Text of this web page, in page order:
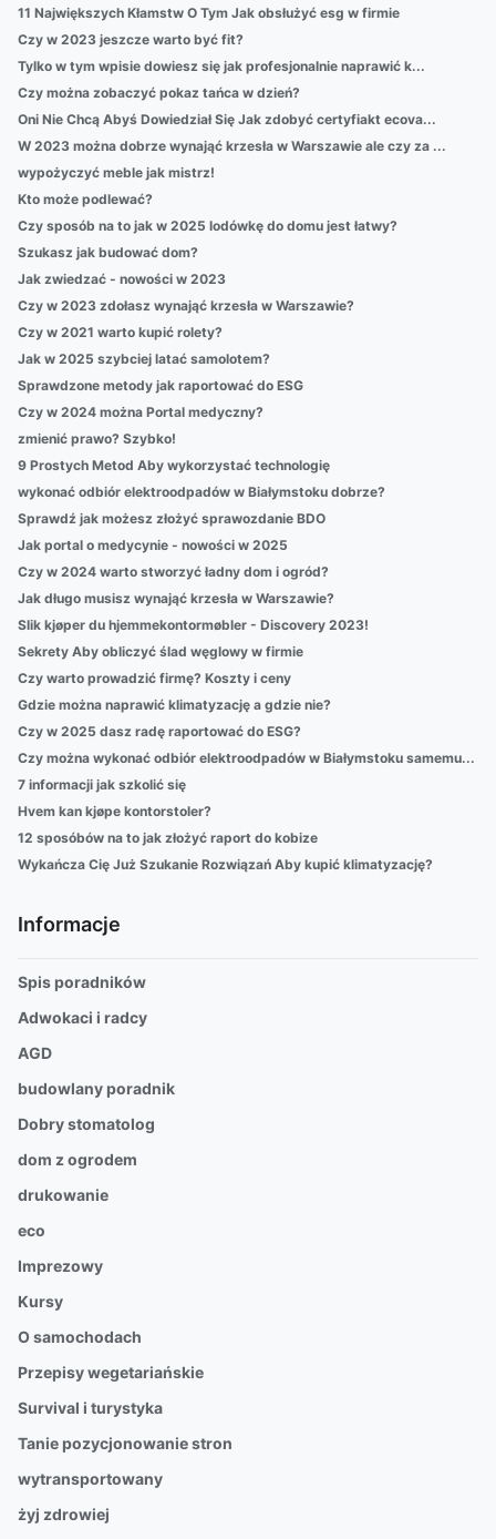
11 Największych Kłamstw O Tym Jak obsłużyć esg w firmie
Czy w 2023 jeszcze warto być fit?
Tylko w tym wpisie dowiesz się jak profesjonalnie naprawić k...
Czy można zobaczyć pokaz tańca w dzień?
Oni Nie Chcą Abyś Dowiedział Się Jak zdobyć certyfiakt ecova...
W 2023 można dobrze wynająć krzesła w Warszawie ale czy za ...
wypożyczyć meble jak mistrz!
Kto może podlewać?
Czy sposób na to jak w 2025 lodówkę do domu jest łatwy?
Szukasz jak budować dom?
Jak zwiedzać - nowości w 2023
Czy w 2023 zdołasz wynająć krzesła w Warszawie?
Czy w 2021 warto kupić rolety?
Jak w 2025 szybciej latać samolotem?
Sprawdzone metody jak raportować do ESG
Czy w 2024 można Portal medyczny?
zmienić prawo? Szybko!
9 Prostych Metod Aby wykorzystać technologię
wykonać odbiór elektroodpadów w Białymstoku dobrze?
Sprawdź jak możesz złożyć sprawozdanie BDO
Jak portal o medycynie - nowości w 2025
Czy w 2024 warto stworzyć ładny dom i ogród?
Jak długo musisz wynająć krzesła w Warszawie?
Slik kjøper du hjemmekontormøbler - Discovery 2023!
Sekrety Aby obliczyć ślad węglowy w firmie
Czy warto prowadzić firmę? Koszty i ceny
Gdzie można naprawić klimatyzację a gdzie nie?
Czy w 2025 dasz radę raportować do ESG?
Czy można wykonać odbiór elektroodpadów w Białymstoku samemu...
7 informacji jak szkolić się
Hvem kan kjøpe kontorstoler?
12 sposóbów na to jak złożyć raport do kobize
Wykańcza Cię Już Szukanie Rozwiązań Aby kupić klimatyzację?
Informacje
Spis poradników
Adwokaci i radcy
AGD
budowlany poradnik
Dobry stomatolog
dom z ogrodem
drukowanie
eco
Imprezowy
Kursy
O samochodach
Przepisy wegetariańskie
Survival i turystyka
Tanie pozycjonowanie stron
wytransportowany
żyj zdrowiej